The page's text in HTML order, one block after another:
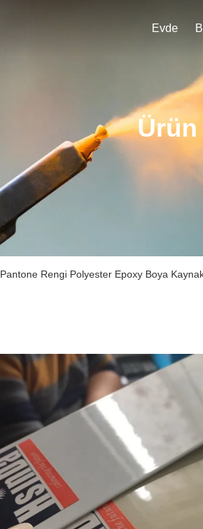
Evde
Ürün
Pantone Rengi Polyester Epoxy Boya